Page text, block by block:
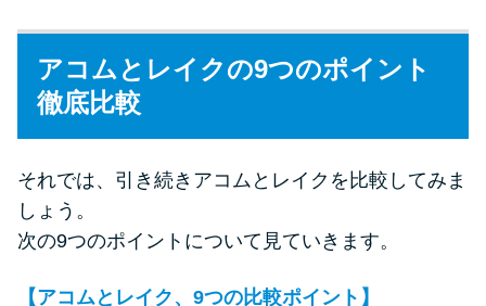
アコムとレイクの9つのポイント
徹底比較
それでは、引き続きアコムとレイクを比較してみま
しょう。
次の9つのポイントについて見ていきます。
【アコムとレイク、9つの比較ポイント】